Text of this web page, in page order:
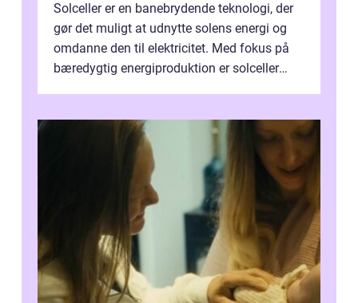
Solceller er en banebrydende teknologi, der
gør det muligt at udnytte solens energi og
omdanne den til elektricitet. Med fokus på
bæredygtig energiproduktion er solceller